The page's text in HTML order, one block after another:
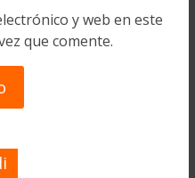
y web en este
que comente.